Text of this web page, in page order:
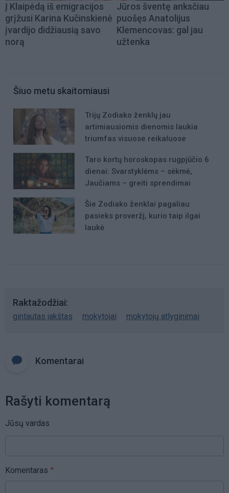
Į Klaipėdą iš emigracijos
grįžusi Karina Kučinskienė
įvardijo didžiausią savo
norą
Jūros šventę anksčiau
puošęs Anatolijus
Klemencovas: gal jau
užtenka
Šiuo metu skaitomiausi
Trijų Zodiako ženklų jau
artimiausiomis dienomis laukia
triumfas visuose reikaluose
Taro kortų horoskopas rugpjūčio 6
dienai: Svarstyklėms – sėkmė,
Jaučiams – greiti sprendimai
Šie Zodiako ženklai pagaliau
pasieks proveržį, kurio taip ilgai
laukė
Raktažodžiai
gintautas jakštas mokytojai mokytojų atlyginimai
Komentarai
Rašyti komentarą
Jūsų vardas
Komentaras